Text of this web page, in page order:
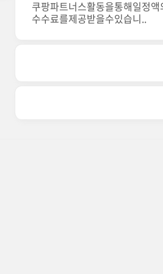
쿠팡파트너스활동을통해일정액
수수료를제공받을수있습니..